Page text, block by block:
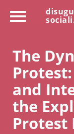
The
and
the
Protest